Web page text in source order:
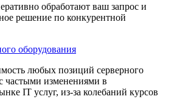
обработают ваш запрос и
решение по конкурентной
оборудования
любых позиций серверного
частыми изменениями в
IT услуг, из-за колебаний курсов